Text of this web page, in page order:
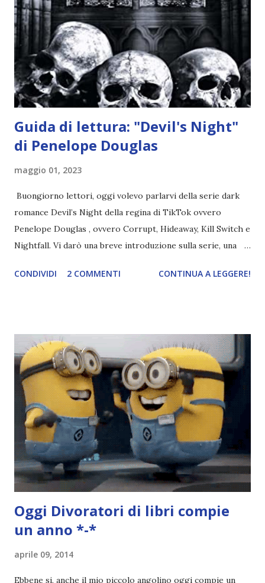
credono e che potrebbe aver ucciso altri mezzi angeli, tipo
Rafael. A quelle parole, Haniel seguito da altri ibridi, si reca
nell'appartamento, senza risultati. Infine cercano nella
chiesetta. Lì trovano Rafael alle prese con gli angeli puri,
ma questa volta ...
Guida di lettura: "Devil's Night"
di Penelope Douglas
maggio 01, 2023
Buongiorno lettori, oggi volevo parlarvi della serie dark
romance Devil’s Night della regina di TikTok ovvero
Penelope Douglas , ovvero Corrupt, Hideaway, Kill Switch e
Nightfall. Vi darò una breve introduzione sulla serie, una
e anche un breve commento sui libri singoli. I libri sono in
grande (Devil's Night 1#) Autrice : Penelope Douglas
Pagine: 448 Editore: Newton Compton Editori
Pubblicazione: 10 Gennaio 2023 Traduttore: Laura Lancini
Trama: “Si chiama Michael Crist. È il fratello maggiore del
mio ragazzo ed è come quei film dell'orrore che guardi
coprendoti gli occhi. È bellissimo, forte, e assolutamente
terrificante. Non mi vede neppure. Ma io l'ho notato. L'ho
visto, l'ho sentito. Le cose che ha fatto, i misfatti ch...
CONDIVIDI 2 COMMENTI CONTINUA A LEGGERE!
Oggi Divoratori di libri compie
un anno *-*
aprile 09, 2014
Ebbene si, anche il mio piccolo angolino oggi compie un